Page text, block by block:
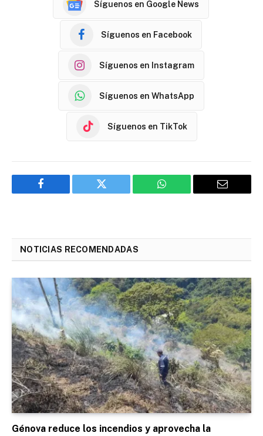
Síguenos en Google News
Síguenos en Facebook
Síguenos en Instagram
Síguenos en WhatsApp
Síguenos en TikTok
Facebook Twitter WhatsApp Email
NOTICIAS RECOMENDADAS
Génova reduce los incendios y aprovecha la